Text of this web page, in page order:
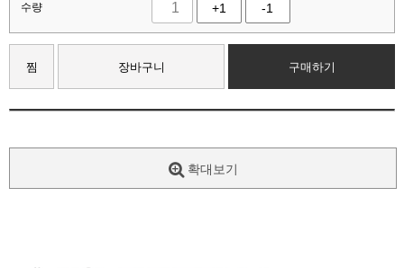
수량 +1 -1
찜 장바구니 구매하기
확대보기